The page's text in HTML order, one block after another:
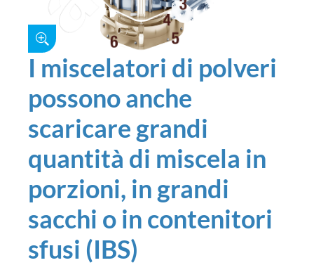
I miscelatori di polveri
possono anche
scaricare grandi
quantità di miscela in
porzioni, in grandi
sacchi o in contenitori
sfusi (IBS)